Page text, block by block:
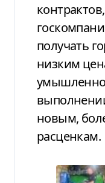
получать
низким
умышленно
новым,
расценкам.